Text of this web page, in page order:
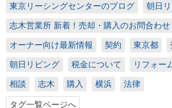
東京リーシングセンターのブログ
朝日
志木営業所 新着！売却・購入のお問合わせ
オーナー向け最新情報 契約 東京都
朝日リビング 税金について リフォー
相談 志木 購入 横浜 法律
タグ一覧ページへ